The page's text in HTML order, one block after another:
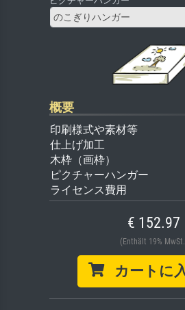
のこぎりハンガー
概要
印刷様式や素材等
仕上げ加工
木枠（画枠）
ピクチャーハンガー
ライセンス費用
€ 152.97
(Enthält 19%
カートに